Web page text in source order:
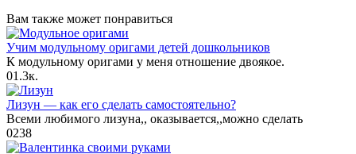
Вам также может понравиться
Учим модульному оригами детей дошкольников
К модульному оригами у меня отношение двоякое.
01.3к.
Лизун — как его сделать самостоятельно?
Всеми любимого лизуна,, оказывается,,можно сделать
0238